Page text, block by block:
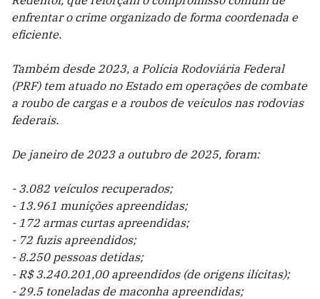
enfrentar o crime organizado de forma coordenada e
eficiente.
Também desde 2023, a Polícia Rodoviária Federal
(PRF) tem atuado no Estado em operações de combate
a roubo de cargas e a roubos de veículos nas rodovias
federais.
De janeiro de 2023 a outubro de 2025, foram:
- 3.082 veículos recuperados;
- 13.961 munições apreendidas;
- 172 armas curtas apreendidas;
- 72 fuzis apreendidos;
- 8.250 pessoas detidas;
- R$ 3.240.201,00 apreendidos (de origens ilícitas);
- 29.5 toneladas de maconha apreendidas;